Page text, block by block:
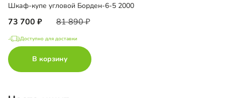
Шкаф-купе угловой Борден-6-5 2000
73 700 81 890
Доступно для доставки
В корзину